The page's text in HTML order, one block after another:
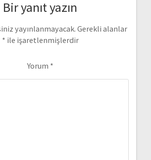
Bir yanıt yazın
yayınlanmayacak. Gerekli alanlar
* ile işaretlenmişlerdir
Yorum *